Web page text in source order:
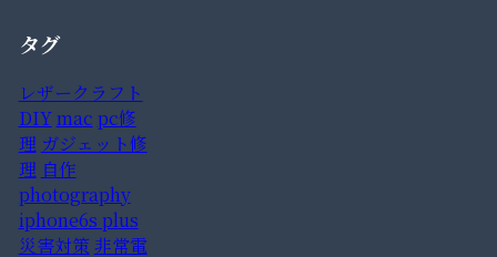
タグ
レザークラフト
DIYmac pc修
理 ガジェット修
理 自作
photography
iphone6s plus
災害対策非常電